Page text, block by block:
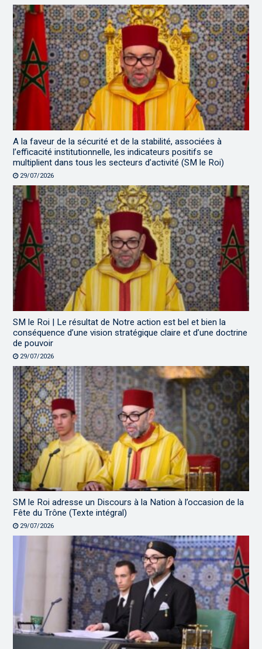
A la faveur de la sécurité et de la stabilité, associées à
l’efficacité institutionnelle, les indicateurs positifs se
multiplient dans tous les secteurs d’activité (SM le Roi)
29/07/2026
SM le Roi | Le résultat de Notre action est bel et bien la
conséquence d’une vision stratégique claire et d’une doctrine
de pouvoir
29/07/2026
SM le Roi adresse un Discours à la Nation à l’occasion de la
Fête du Trône (Texte intégral)
29/07/2026